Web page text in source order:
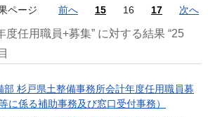
ページ 前へ 15 16 17 次へ
度任用職員+募集” に対する結果 “25
部 杉戸県土整備事務所会計年度任用職員募
に係る補助事務及び窓口受付事務）